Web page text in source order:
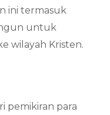
ini termasuk
untuk
wilayah Kristen.
pemikiran para